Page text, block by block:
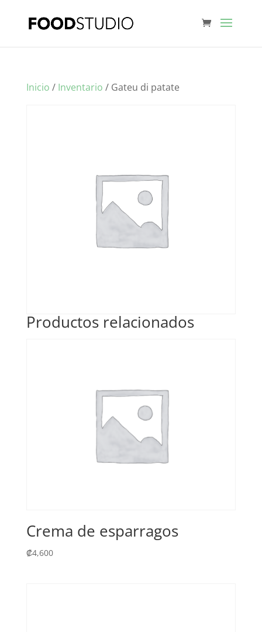
Inicio / Inventario / Gateu di patate
Productos relacionados
Crema de esparragos
₡4,600